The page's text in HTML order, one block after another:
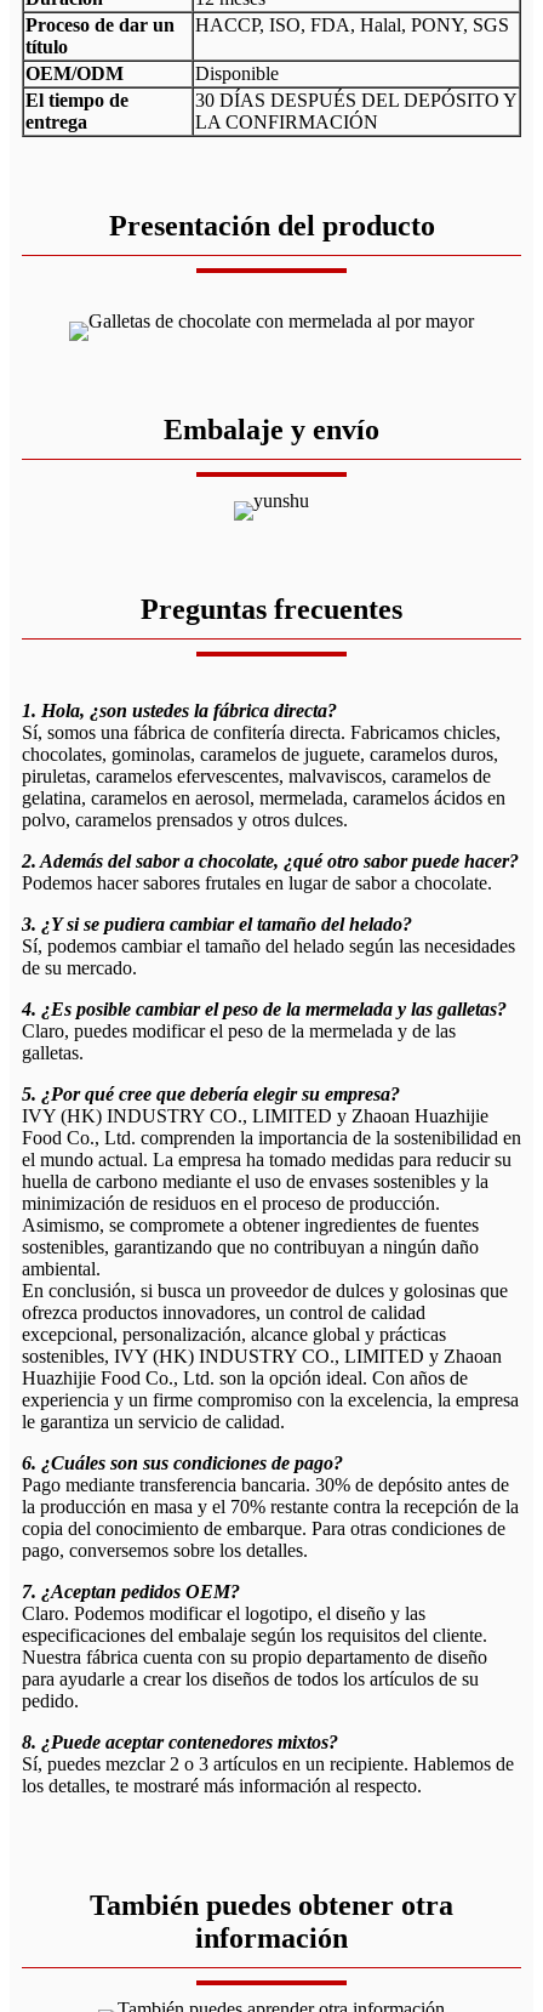
Proceso de dar un
título
HACCP, ISO, FDA, Halal, PONY, SGS
OEM/ODM
Disponible
El tiempo de
entrega
30 DÍAS DESPUÉS DEL DEPÓSITO Y
LA CONFIRMACIÓN
Presentación del producto
Embalaje y envío
Preguntas frecuentes
1. Hola, ¿son ustedes la fábrica directa?
Sí, somos una fábrica de confitería directa. Fabricamos chicles,
chocolates, gominolas, caramelos de juguete, caramelos duros,
piruletas, caramelos efervescentes, malvaviscos, caramelos de
gelatina, caramelos en aerosol, mermelada, caramelos ácidos en
polvo, caramelos prensados ​​y otros dulces.
2. Además del sabor a chocolate, ¿qué otro sabor puede hacer?
Podemos hacer sabores frutales en lugar de sabor a chocolate.
3. ¿Y si se pudiera cambiar el tamaño del helado?
Sí, podemos cambiar el tamaño del helado según las necesidades
de su mercado.
4. ¿Es posible cambiar el peso de la mermelada y las galletas?
Claro, puedes modificar el peso de la mermelada y de las
galletas.
5. ¿Por qué cree que debería elegir su empresa?
IVY (HK) INDUSTRY CO., LIMITED y Zhaoan Huazhijie
Food Co., Ltd. comprenden la importancia de la sostenibilidad en
el mundo actual. La empresa ha tomado medidas para reducir su
huella de carbono mediante el uso de envases sostenibles y la
minimización de residuos en el proceso de producción.
Asimismo, se compromete a obtener ingredientes de fuentes
sostenibles, garantizando que no contribuyan a ningún daño
ambiental.
En conclusión, si busca un proveedor de dulces y golosinas que
ofrezca productos innovadores, un control de calidad
excepcional, personalización, alcance global y prácticas
sostenibles, IVY (HK) INDUSTRY CO., LIMITED y Zhaoan
Huazhijie Food Co., Ltd. son la opción ideal. Con años de
experiencia y un firme compromiso con la excelencia, la empresa
le garantiza un servicio de calidad.
6. ¿Cuáles son sus condiciones de pago?
Pago mediante transferencia bancaria. 30% de depósito antes de
la producción en masa y el 70% restante contra la recepción de la
copia del conocimiento de embarque. Para otras condiciones de
pago, conversemos sobre los detalles.
7. ¿Aceptan pedidos OEM?
Claro. Podemos modificar el logotipo, el diseño y las
especificaciones del embalaje según los requisitos del cliente.
Nuestra fábrica cuenta con su propio departamento de diseño
para ayudarle a crear los diseños de todos los artículos de su
pedido.
8. ¿Puede aceptar contenedores mixtos?
Sí, puedes mezclar 2 o 3 artículos en un recipiente. Hablemos de
los detalles, te mostraré más información al respecto.
También puedes obtener otra
información